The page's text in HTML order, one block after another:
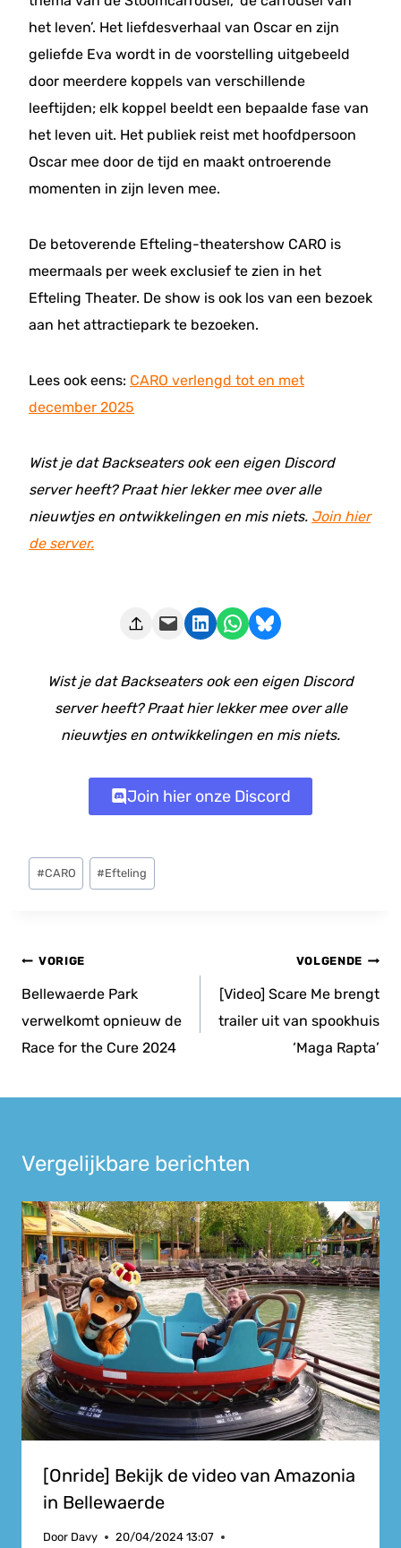
het leven’. Het liefdesverhaal van Oscar en zijn
geliefde Eva wordt in de voorstelling uitgebeeld
door meerdere koppels van verschillende
leeftijden; elk koppel beeldt een bepaalde fase van
het leven uit. Het publiek reist met hoofdpersoon
Oscar mee door de tijd en maakt ontroerende
momenten in zijn leven mee.
De betoverende Efteling-theatershow CARO is
meermaals per week exclusief te zien in het
Efteling Theater. De show is ook los van een bezoek
aan het attractiepark te bezoeken.
Lees ook eens: CARO verlengd tot en met
december 2025
Wist je dat Backseaters ook een eigen Discord
server heeft? Praat hier lekker mee over alle
nieuwtjes en ontwikkelingen en mis niets. Join hier
de server.
Deze pagina e-mailen Delen op LinkedIn Delen via WhatsApp Share on Bluesky
Wist je dat Backseaters ook een eigen Discord
server heeft? Praat hier lekker mee over alle
nieuwtjes en ontwikkelingen en mis niets.
Join hier onze Discord
Bericht
tags:
#CARO #Efteling
Bericht
navigatie
VORIGE
Bellewaerde Park
verwelkomt opnieuw de
Race for the Cure 2024
VOLGENDE
[Video] Scare Me brengt
trailer uit van spookhuis
‘Maga Rapta’
Vergelijkbare berichten
[Onride] Bekijk de video van Amazonia
in Bellewaerde
Door Davy 20/04/2024 13:07